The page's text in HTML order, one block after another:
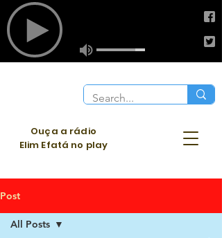
Ouça a rádio
Elim Efatá no play
Post
All Posts